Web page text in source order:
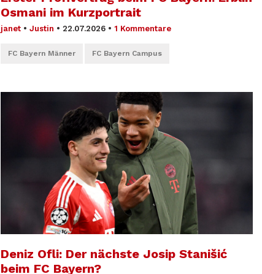
Osmani im Kurzportrait
janet • Justin • 22.07.2026 • 1 Kommentare
FC Bayern Männer FC Bayern Campus
Deniz Ofli: Der nächste Josip Stanišić
beim FC Bayern?